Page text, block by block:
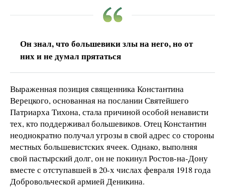
Он знал, что большевики злы на него, но от
них и не думал прятаться
Выраженная позиция священника Константина
Верецкого, основанная на послании Святейшего
Патриарха Тихона, стала причиной особой ненависти
тех, кто поддерживал большевиков. Отец Константин
неоднократно получал угрозы в свой адрес со стороны
местных большевистских ячеек. Однако, выполняя
свой пастырский долг, он не покинул Ростов-на-Дону
вместе с отступавшей в 20-х числах февраля 1918 года
Добровольческой армией Деникина.